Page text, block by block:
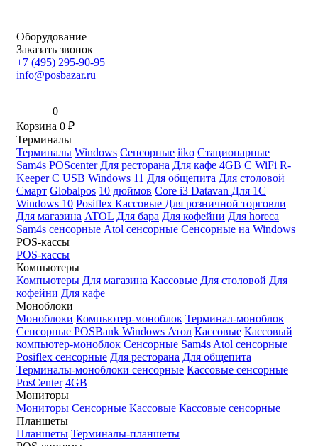
Оборудование
Заказать звонок
+7 (495) 295-90-95
info@posbazar.ru
0
Корзина 0 ₽
Терминалы
Терминалы Windows Сенсорные iiko Стационарные
Sam4s POScenter Для ресторана Для кафе 4GB С WiFi R-
Keeper С USB Windows 11 Для общепита Для столовой
Смарт Globalpos 10 дюймов Core i3 Datavan Для 1С
Windows 10 Posiflex Кассовые Для розничной торговли
Для магазина ATOL Для бара Для кофейни Для horeca
Sam4s сенсорные Atol сенсорные Сенсорные на Windows
POS-кассы
POS-кассы
Компьютеры
Компьютеры Для магазина Кассовые Для столовой Для
кофейни Для кафе
Моноблоки
Моноблоки Компьютер-моноблок Терминал-моноблок
Сенсорные POSBank Windows Атол Кассовые Кассовый
компьютер-моноблок Сенсорные Sam4s Atol сенсорные
Posiflex сенсорные Для ресторана Для общепита
Терминалы-моноблоки сенсорные Кассовые сенсорные
PosCenter 4GB
Мониторы
Мониторы Сенсорные Кассовые Кассовые сенсорные
Планшеты
Планшеты Терминалы-планшеты